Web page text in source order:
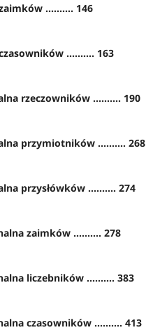
.......... 146
.......... 163
rzeczowników .......... 190
przymiotników .......... 268
przysłówków .......... 274
zaimków .......... 278
liczebników .......... 383
czasowników .......... 413